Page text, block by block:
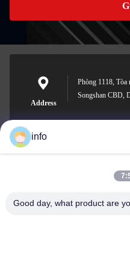
Address
Phòng 1118, Tòa
Songshan CBD,
info
Good day, what product are